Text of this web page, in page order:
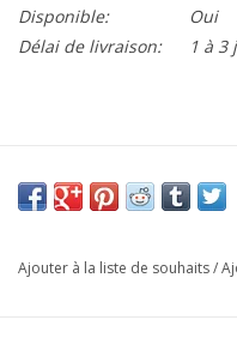
Disponible:
Oui
Délai de livraison:
1 à 3
Ajouter à la liste de souhaits/